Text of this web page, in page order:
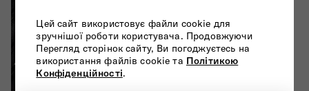
Цей сайт використовує файли cookie для
зручнішої роботи користувача. Продовжуючи
Перегляд сторінок сайту, Ви погоджуєтесь на
використання файлів cookie та Політикою
Конфіденційності.